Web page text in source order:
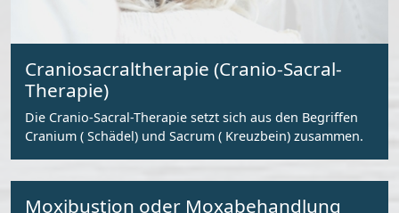
Craniosacraltherapie (Cranio-Sacral-
Therapie)
Die Cranio-Sacral-Therapie setzt sich aus den Begriffen
Cranium ( Schädel) und Sacrum ( Kreuzbein) zusammen.
Moxibustion oder Moxabehandlung